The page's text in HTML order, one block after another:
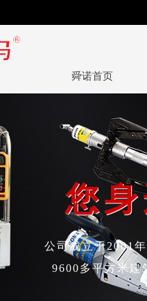
公司成立于2001
9600多平方米建
您
您
舜诺首页